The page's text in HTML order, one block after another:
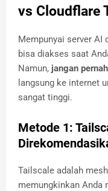
vs Cloudflare
Mempunyai server AI
bisa diakses saat
Namun, jangan
langsung ke internet
sangat tinggi.
Metode 1:
Tailscale adalah
memungkinkan Anda